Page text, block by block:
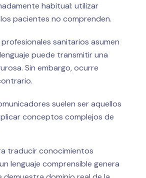
habitual: utilizar
pacientes no comprenden.
sanitarios asumen
puede transmitir una
Sin embargo, ocurre
suelen ser aquellos
conceptos complejos de
traducir conocimientos
lenguaje comprensible genera